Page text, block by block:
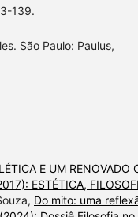
139.
São Paulo: Paulus,
E UM
ESTÉTICA,
Do mito: uma